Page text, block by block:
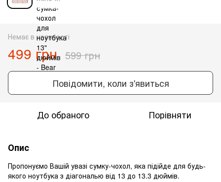
Немає в наявності
499 грн 599 грн
Повідомити, коли з'явиться
До обраного Порівняти
Опис
Пропонуємо Вашій увазі сумку-чохол, яка підійде для будь-
якого ноутбука з діагональю від 13 до 13.3 дюймів.